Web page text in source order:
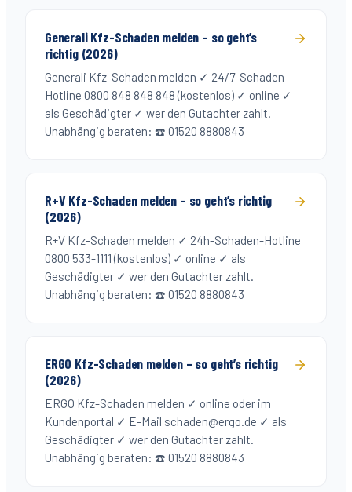
Generali Kfz-Schaden melden – so geht’s
richtig (2026)
Generali Kfz-Schaden melden ✓ 24/7-Schaden-
Hotline 0800 848 848 848 (kostenlos) ✓ online ✓
als Geschädigter ✓ wer den Gutachter zahlt.
Unabhängig beraten: ☎️ 01520 8880843
R+V Kfz-Schaden melden – so geht’s richtig
(2026)
R+V Kfz-Schaden melden ✓ 24h-Schaden-Hotline
0800 533-1111 (kostenlos) ✓ online ✓ als
Geschädigter ✓ wer den Gutachter zahlt.
Unabhängig beraten: ☎️ 01520 8880843
ERGO Kfz-Schaden melden – so geht’s richtig
(2026)
ERGO Kfz-Schaden melden ✓ online oder im
Kundenportal ✓ E-Mail schaden@ergo.de ✓ als
Geschädigter ✓ wer den Gutachter zahlt.
Unabhängig beraten: ☎️ 01520 8880843